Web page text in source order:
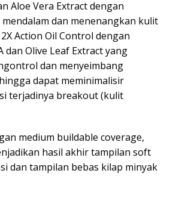
Aloe Vera Extract dengan
dan menenangkan kulit
Action Oil Control dengan
dan Olive Leaf Extract yang
dan menyeimbang
dapat meminimalisir
terjadinya breakout (kulit
medium buildable coverage,
hasil akhir tampilan soft
dan tampilan bebas kilap minyak